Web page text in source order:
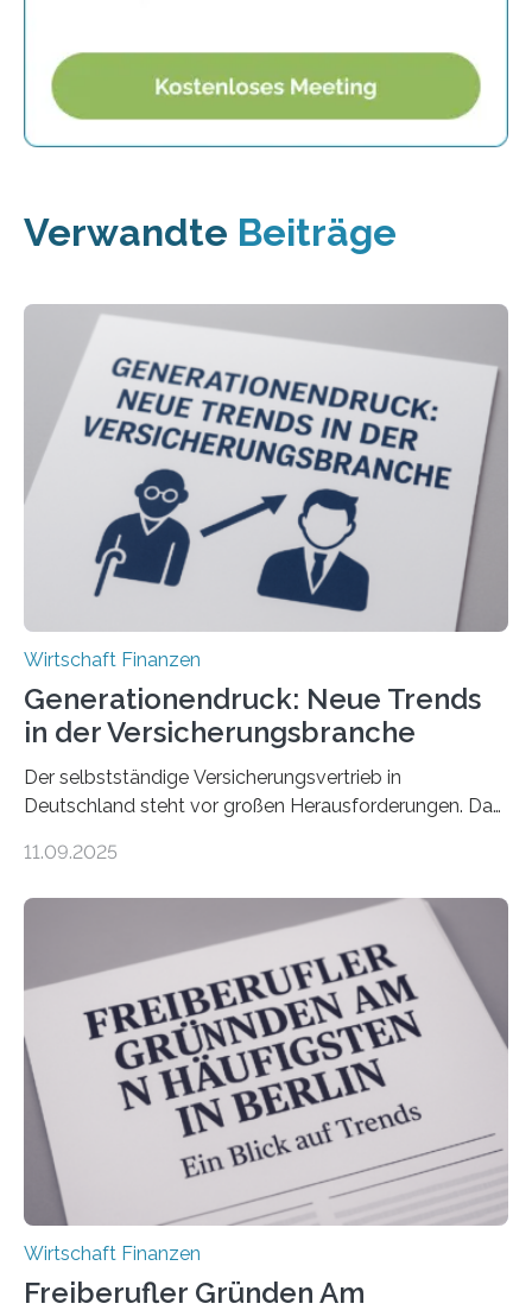
Verwandte Beiträge
Wirtschaft Finanzen
Generationendruck: Neue Trends
in der Versicherungsbranche
Der selbstständige Versicherungsvertrieb in
Deutschland steht vor großen Herausforderungen. Das
Dr. Matthias Beenken und Prof. Dr. Lukas Linnenbrink
Bundesverbands Deutscher Versicherungskaufleute e.V.
durchgeführt haben. Die Studie basiert auf den
Antworten von 1.440 selbstständigen
Versicherungsvertreter*innen und -makler*innen. Ein
Ergebnis: Deutlich mehr als die Hälfte der Befragten ist
über 50 Jahre alt und wird in den nächsten Jahren eine
Nachfolgeregelung benötigen. Aber nur ein Drittel hat
bereits Regelungen…
11.09.2025
Wirtschaft Finanzen
Freiberufler Gründen Am